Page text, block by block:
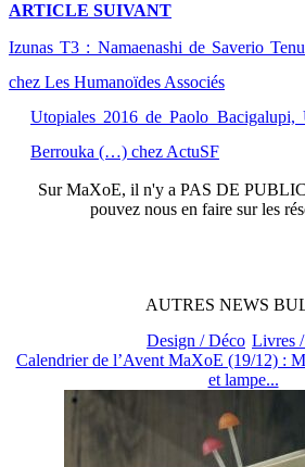
ARTICLE SUIVANT
Izunas T3 : Namaenashi de Saverio
chez Les Humanoïdes Associés
Utopiales 2016 de Paolo Bacigalupi,
Berrouka (…) chez ActuSF
SurMaXoE, il n'y a PAS DE
pouvez nous en faire sur les
AUTRES NEWS
Design / Déco Livres
Calendrier de l’Avent MaXoE (19/12) :
et lampe...